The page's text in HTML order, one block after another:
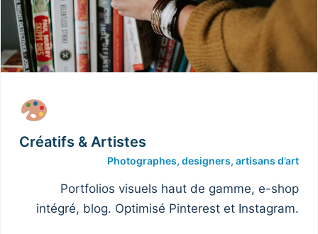
Créatifs & Artistes
Photographes, designers, artisans d’art
Portfolios visuels haut de gamme, e-shop
intégré, blog. Optimisé Pinterest et Instagram.